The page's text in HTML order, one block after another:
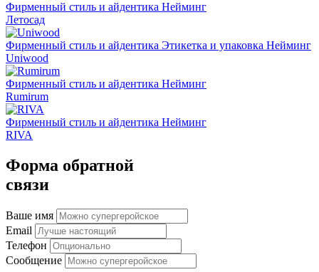
Фирменный стиль и айдентика Нейминг
Летосад
Фирменный стиль и айдентика Этикетка и упаковка Нейминг
Uniwood
Фирменный стиль и айдентика Нейминг
Rumirum
Фирменный стиль и айдентика Нейминг
RIVA
Форма обратной
связи
Ваше имя
Email
Телефон
Сообщение